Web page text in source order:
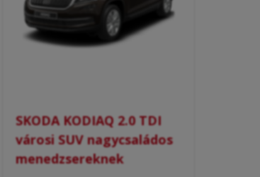
SKODA KODIAQ 2.0 TDI
városi SUV nagycsaládos
menedzsereknek